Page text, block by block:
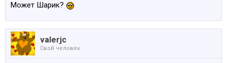
Может Шарик?
valerjc
Свой человек